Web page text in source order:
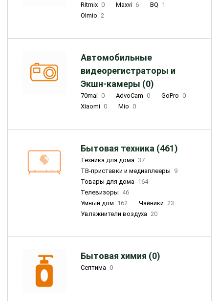
Ritmix 0 Maxvi 6 BQ 1
Olmio 2
Автомобильные
видеорегистраторы и
Экшн-камеры (0)
70mai 0 AdvoCam 0 GoPro 0
Xiaomi 0 Mio 0
Бытовая техника (461)
Техника для дома 37
ТВ-приставки и медиаплееры 9
Товары для дома 164
Телевизоры 46
Умный дом 162 Чайники 23
Увлажнители воздуха 20
Бытовая химия (0)
Септима 0